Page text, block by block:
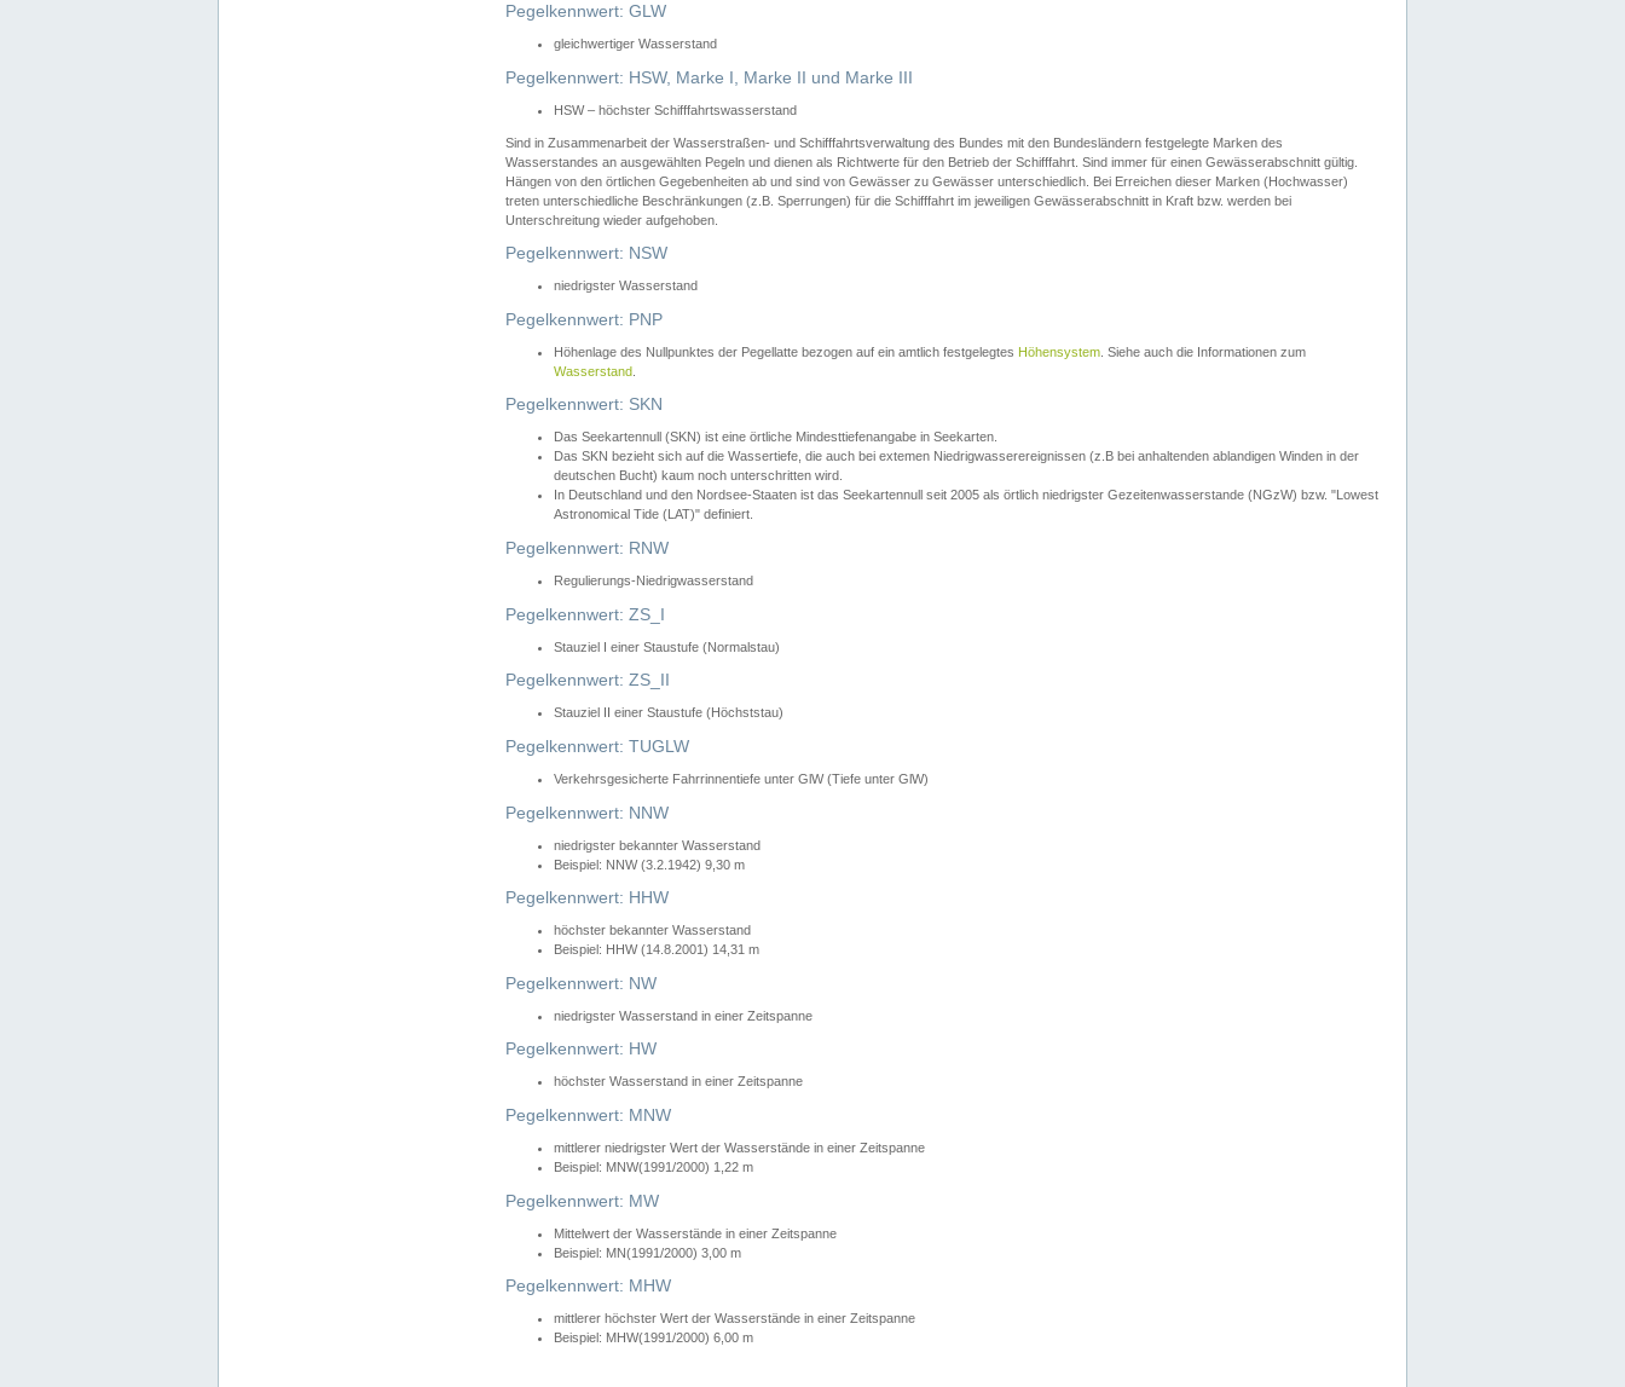
Pegelkennwert: GLW
gleichwertiger Wasserstand
Pegelkennwert: HSW, Marke I, Marke II und Marke III
HSW – höchster Schifffahrtswasserstand
Sind in Zusammenarbeit der Wasserstraßen- und Schifffahrtsverwaltung des Bundes mit den Bundesländern festgelegte Marken des
Wasserstandes an ausgewählten Pegeln und dienen als Richtwerte für den Betrieb der Schifffahrt. Sind immer für einen Gewässerabschnitt gültig.
Hängen von den örtlichen Gegebenheiten ab und sind von Gewässer zu Gewässer unterschiedlich. Bei Erreichen dieser Marken (Hochwasser)
treten unterschiedliche Beschränkungen (z.B. Sperrungen) für die Schifffahrt im jeweiligen Gewässerabschnitt in Kraft bzw. werden bei
Unterschreitung wieder aufgehoben.
Pegelkennwert: NSW
niedrigster Wasserstand
Pegelkennwert: PNP
Höhenlage des Nullpunktes der Pegellatte bezogen auf ein amtlich festgelegtes Höhensystem . Siehe auch die Informationen zum
Wasserstand
Pegelkennwert: SKN
Das Seekartennull (SKN) ist eine örtliche Mindesttiefenangabe in Seekarten.
Das SKN bezieht sich auf die Wassertiefe, die auch bei extemen Niedrigwasserereignissen (z.B bei anhaltenden ablandigen Winden in der
deutschen Bucht) kaum noch unterschritten wird.
In Deutschland und den Nordsee-Staaten ist das Seekartennull seit 2005 als örtlich niedrigster Gezeitenwasserstande (NGzW) bzw. "Lowest
Astronomical Tide (LAT)" definiert.
Pegelkennwert: RNW
Regulierungs-Niedrigwasserstand
Pegelkennwert: ZS_I
Stauziel I einer Staustufe (Normalstau)
Pegelkennwert: ZS_II
Stauziel II einer Staustufe (Höchststau)
Pegelkennwert: TUGLW
Verkehrsgesicherte Fahrrinnentiefe unter GlW (Tiefe unter GlW)
Pegelkennwert: NNW
niedrigster bekannter Wasserstand
Beispiel: NNW (3.2.1942) 9,30 m
Pegelkennwert: HHW
höchster bekannter Wasserstand
Beispiel: HHW (14.8.2001) 14,31 m
Pegelkennwert: NW
niedrigster Wasserstand in einer Zeitspanne
Pegelkennwert: HW
höchster Wasserstand in einer Zeitspanne
Pegelkennwert: MNW
mittlerer niedrigster Wert der Wasserstände in einer Zeitspanne
Beispiel: MNW(1991/2000) 1,22 m
Pegelkennwert: MW
Mittelwert der Wasserstände in einer Zeitspanne
Beispiel: MN(1991/2000) 3,00 m
Pegelkennwert: MHW
mittlerer höchster Wert der Wasserstände in einer Zeitspanne
Beispiel: MHW(1991/2000) 6,00 m